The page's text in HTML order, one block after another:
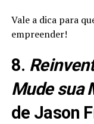
Vale a dica para
empreender!
8.
Mude sua
de Jason